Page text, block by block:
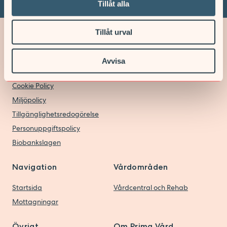
Tillåt alla
Tillåt urval
Avvisa
Cookie inställningar
Cookie Policy
Miljöpolicy
Tillgänglighetsredogörelse
Personuppgiftspolicy
Biobankslagen
Navigation
Startsida
Mottagningar
Vårdområden
Vårdcentral och Rehab